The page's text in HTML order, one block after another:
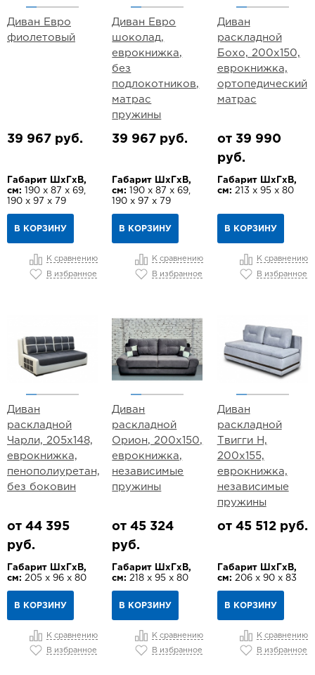
Диван Евро
фиолетовый
39 967 руб.
Габарит ШхГхВ,
см: 190 х 87 х 69,
190 х 97 х 79
В КОРЗИНУ
К сравнению
В избранное
Диван Евро
шоколад,
еврокнижка,
без
подлокотников,
матрас
пружины
39 967 руб.
Габарит ШхГхВ,
см:
190 х 87 х 69,
190 х 97 х 79
В КОРЗИНУ
К сравнению
В избранное
Диван
раскладной
Бохо, 200х150,
еврокнижка,
ортопедический
матрас
от 39 990
руб.
Габарит ШхГхВ,
см: 213 х 95 х 80
В КОРЗИНУ
К сравнению
В избранное
Диван
раскладной
Чарли, 205х148,
еврокнижка,
пенополиуретан,
без боковин
от 44 395
руб.
Габарит ШхГхВ,
см: 205 х 96 х 80
В КОРЗИНУ
К сравнению
В избранное
Диван
раскладной
Орион, 200х150,
еврокнижка,
независимые
пружины
от 45 324
руб.
Габарит ШхГхВ,
см: 218 х 95 х 80
В КОРЗИНУ
К сравнению
В избранное
Диван
раскладной
Твигги Н,
200х155,
еврокнижка,
независимые
пружины
от 45 512 руб.
Габарит ШхГхВ,
см: 206 х 90 х 83
В КОРЗИНУ
К сравнению
В избранное